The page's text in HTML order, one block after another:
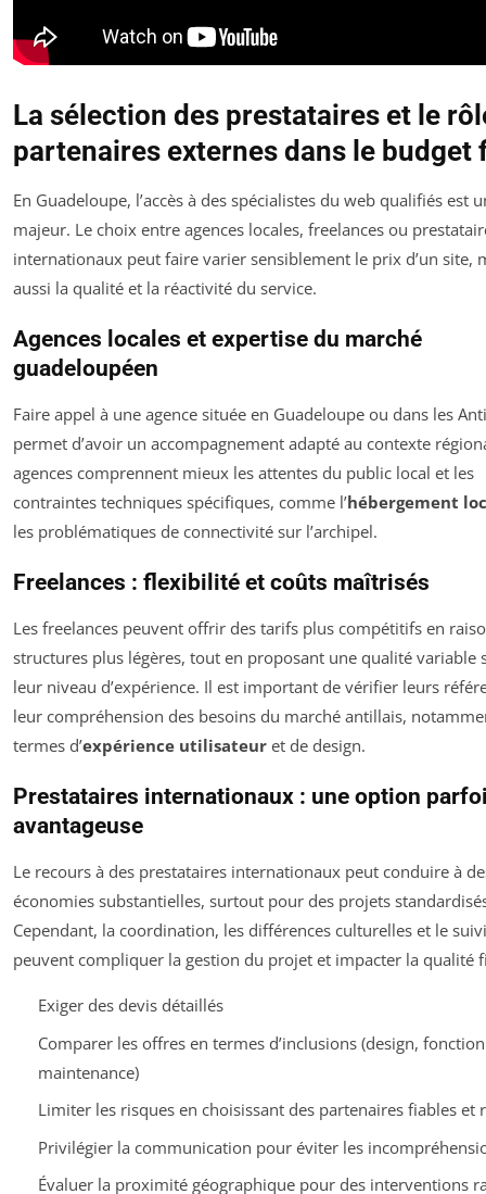
La sélection des prestataires et le
partenaires externes dans le budget
En Guadeloupe, l’accès à des spécialistes du web qualifiés est
majeur. Le choix entre agences locales, freelances ou
internationaux peut faire varier sensiblement le prix d’un site,
aussi la qualité et la réactivité du service.
Agences locales et expertise du marché
guadeloupéen
Faire appel à une agence située en Guadeloupe ou dans les
permet d’avoir un accompagnement adapté au contexte
agences comprennent mieux les attentes du public local et les
contraintes techniques spécifiques, comme l’hébergement
les problématiques de connectivité sur l’archipel.
Freelances : flexibilité et coûts maîtrisés
Les freelances peuvent offrir des tarifs plus compétitifs en
structures plus légères, tout en proposant une qualité variable
leur niveau d’expérience. Il est important de vérifier leurs
leur compréhension des besoins du marché antillais,
termes d’expérience utilisateur et de design.
Prestataires internationaux : une option
avantageuse
Le recours à des prestataires internationaux peut conduire à
économies substantielles, surtout pour des projets
Cependant, la coordination, les différences culturelles et le suivi
peuvent compliquer la gestion du projet et impacter la qualité
Exiger des devis détaillés
Comparer les offres en termes d’inclusions (design,
maintenance)
Limiter les risques en choisissant des partenaires fiables et
Privilégier la communication pour éviter les
Évaluer la proximité géographique pour des interventions